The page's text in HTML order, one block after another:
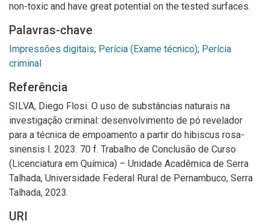
non-toxic and have great potential on the tested surfaces.
Palavras-chave
Impressões digitais; Perícia (Exame técnico); Perícia
criminal
Referência
SILVA, Diego Flosi. O uso de substâncias naturais na
investigação criminal: desenvolvimento de pó revelador
para a técnica de empoamento a partir do hibiscus rosa-
sinensis l. 2023. 70 f. Trabalho de Conclusão de Curso
(Licenciatura em Química) – Unidade Acadêmica de Serra
Talhada, Universidade Federal Rural de Pernambuco, Serra
Talhada, 2023.
URI